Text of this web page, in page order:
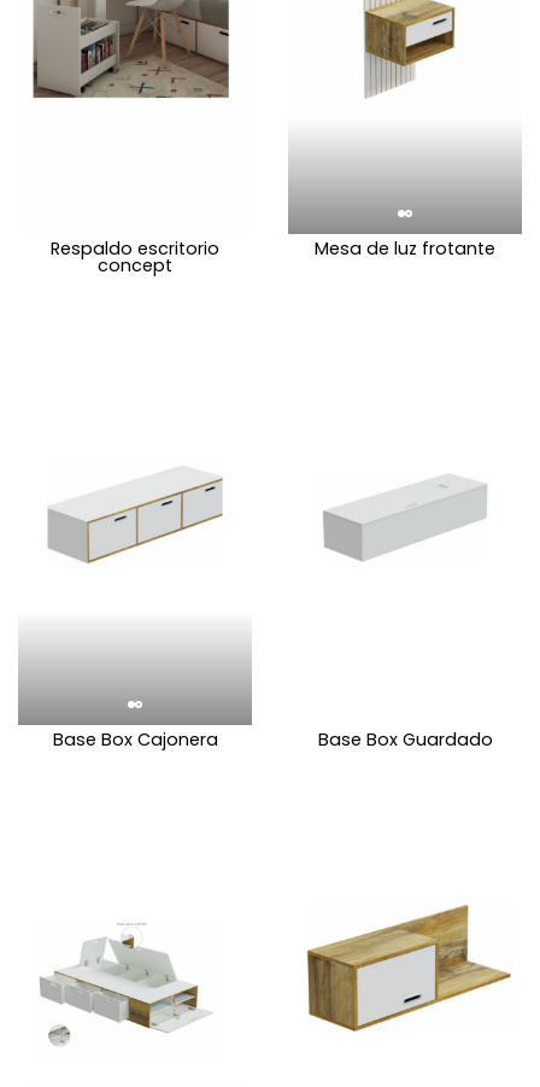
Respaldo escritorio
concept
Mesa de luz frotante
Base Box Cajonera Base Box Guardado